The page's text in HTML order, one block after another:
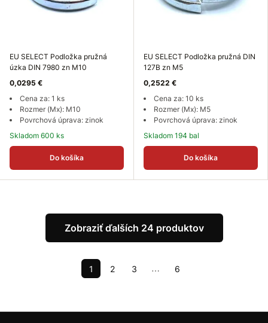
EU SELECT Podložka pružná
úzka DIN 7980 zn M10
0,0295 €
Cena za: 1 ks
Rozmer (Mx): M10
Povrchová úprava: zinok
Skladom 600 ks
Do košíka
EU SELECT Podložka pružná DIN
127B zn M5
0,2522 €
Cena za: 10 ks
Rozmer (Mx): M5
Povrchová úprava: zinok
Skladom 194 bal
Do košíka
Zobraziť ďalších 24 produktov
1 2 3 ⋯ 6